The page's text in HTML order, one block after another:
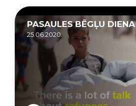
PASAULES BĒGĻU DIENA
25.06.2020.